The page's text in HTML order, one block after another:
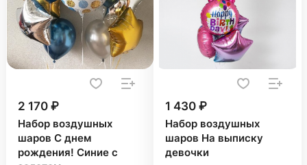
2 170 ₽
Набор воздушных
шаров С днем
рождения! Синие с
1 430 ₽
Набор воздушных
шаров На выписку
девочки